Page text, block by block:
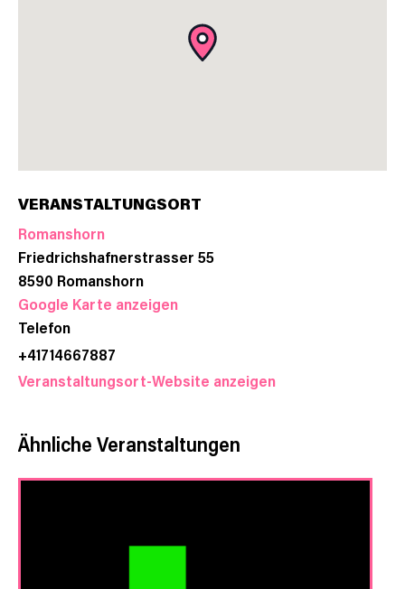
VERANSTALTUNGSORT
Romanshorn
Friedrichshafnerstrasser 55
8590 Romanshorn
Google Karte anzeigen
Telefon
+41714667887
Veranstaltungsort-Website anzeigen
Ähnliche Veranstaltungen